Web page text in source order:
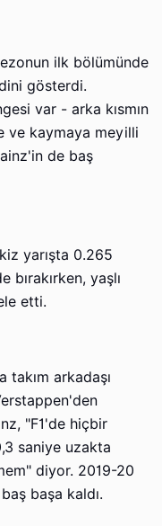
ilk bölümünde
gösterdi.
var - arka kısmın
ve kaymaya meyilli
de baş
yarışta 0.265
yaşlı
etti.
takım arkadaşı
"F1'de hiçbir
saniye uzakta
diyor. 2019-20
başa kaldı.